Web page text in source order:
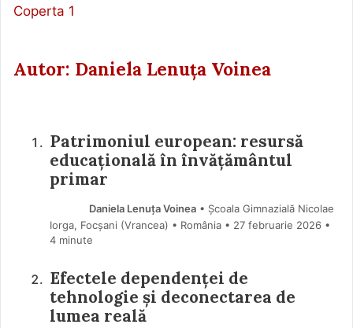
Coperta 1
Autor: Daniela Lenuța Voinea
Patrimoniul european: resursă
educațională în învățământul
primar
Daniela Lenuța Voinea• Școala Gimnazială Nicolae
Iorga, Focșani (Vrancea) • România
27 februarie 2026 •
4 minute
Efectele dependenței de
tehnologie și deconectarea de
lumea reală